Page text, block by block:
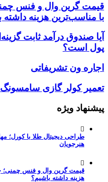
قیمت گرین وال و فنس
با مناسب‌ترین هزینه داشته
آیا صندوق درآمد ثابت
پول است؟
اجاره ون تشریفاتی
تعمیر کولر گازی سامسونگ
پیشنهاد ویژه
طراحی دیجیتال طلا با کورل؛
هنرجویان
قیمت گرین وال و فنس چمنی؛
هزینه داشته باشیم؟